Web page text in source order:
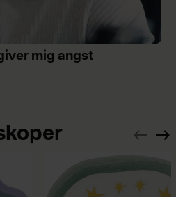
mig angst